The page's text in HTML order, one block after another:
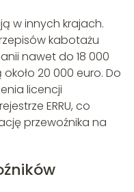
w innych krajach.
kabotażu
nawet do 18 000
20 000 euro. Do
licencji
ERRU, co
przewoźnika na